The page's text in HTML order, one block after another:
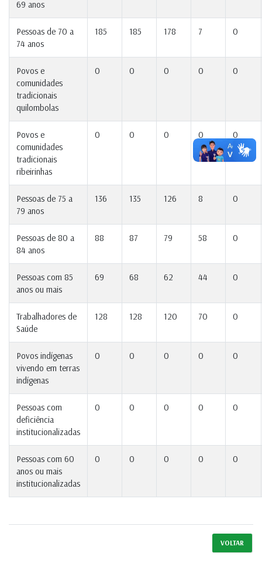
69 anos
Pessoas de 70 a
74 anos
185 185 178 7 0
Povos e
comunidades
tradicionais
quilombolas
0 0 0 0 0
Povos e
comunidades
tradicionais
ribeirinhas
0 0 0 0 0
Pessoas de 75 a
79 anos
136 135 126 8 0
Pessoas de 80 a
84 anos
88 87 79 58 0
Pessoas com 85
anos ou mais
69 68 62 44 0
Trabalhadores de
Saúde
128 128 120 70 0
Povos indígenas
vivendo em terras
indígenas
0 0 0 0 0
Pessoas com
deficiência
institucionalizadas
0 0 0 0 0
Pessoas com 60
anos ou mais
institucionalizadas
0 0 0 0 0
VOLTAR